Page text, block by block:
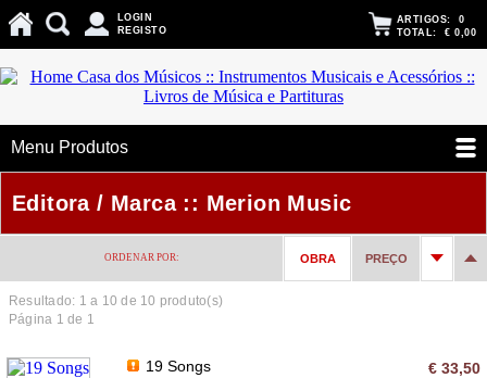
LOGIN
REGISTO
ARTIGOS: 0
TOTAL: € 0,00
Menu Produtos
Editora / Marca :: Merion Music
ORDENAR POR: OBRA PREÇO
Resultado: 1 a 10 de 10 produto(s)
Página 1 de 1
19 Songs € 33,50